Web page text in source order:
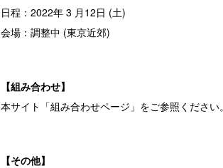
日程：2022年 3 月12日 (土)
会場：調整中 (東京近郊)
【組み合わせ】
本サイト 「組み合わせページ」 をご参照ください。
【その他】